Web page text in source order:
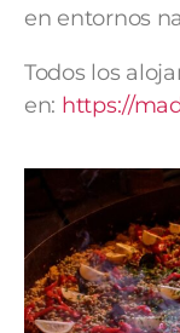
en entornos
Todos los
en: https://